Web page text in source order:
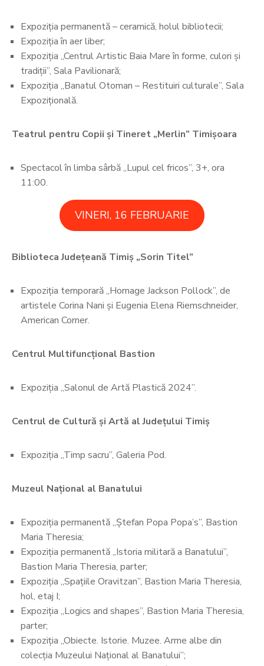
Expoziția permanentă – ceramică, holul bibliotecii;
Expoziția în aer liber;
Expoziția „Centrul Artistic Baia Mare în forme, culori și
tradiții”, Sala Pavilionară;
Expoziția „Banatul Otoman – Restituiri culturale”, Sala
Expozițională.
Teatrul pentru Copii și Tineret „Merlin” Timișoara
Spectacol în limba sârbă „Lupul cel fricos”, 3+, ora
11:00.
VINERI, 16 FEBRUARIE
Biblioteca Județeană Timiș „Sorin Titel”
Expoziția temporară ,,Homage Jackson Pollock”, de
artistele Corina Nani și Eugenia Elena Riemschneider,
American Corner.
Centrul Multifuncțional Bastion
Expoziția „Salonul de Artă Plastică 2024”.
Centrul de Cultură și Artă al Județului Timiș
Expoziția „Timp sacru”, Galeria Pod.
Muzeul Național al Banatului
Expoziția permanentă „Ștefan Popa Popa’s”, Bastion
Maria Theresia;
Expoziția permanentă „Istoria militară a Banatului”,
Bastion Maria Theresia, parter;
Expoziția „Spațiile Oravitzan”, Bastion Maria Theresia,
hol, etaj I;
Expoziția „Logics and shapes”, Bastion Maria Theresia,
parter;
Expoziția „Obiecte. Istorie. Muzee. Arme albe din
colecția Muzeului Național al Banatului”;